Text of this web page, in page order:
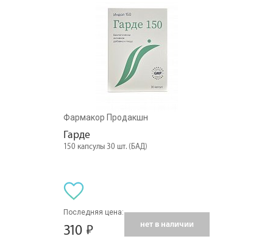
Фармакор Продакшн
Гарде
150 капсулы 30 шт. (БАД)
Последняя цена:
310 нет в наличии